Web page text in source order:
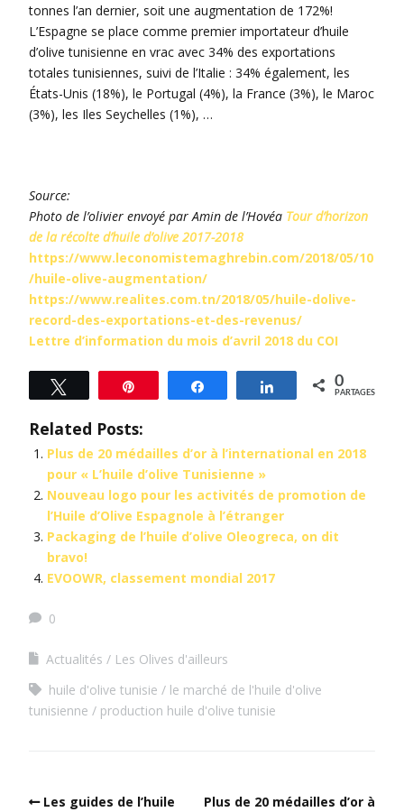
tonnes l’an dernier, soit une augmentation de 172%!
L’Espagne se place comme premier importateur d’huile
d’olive tunisienne en vrac avec 34% des exportations
totales tunisiennes, suivi de l’Italie : 34% également, les
États-Unis (18%), le Portugal (4%), la France (3%), le Maroc
(3%), les Iles Seychelles (1%), …
Source:
Photo de l’olivier envoyé par Amin de l’Hovéa Tour d’horizon
de la récolte d’huile d’olive 2017-2018
https://www.leconomistemaghrebin.com/2018/05/10
/huile-olive-augmentation/
https://www.realites.com.tn/2018/05/huile-dolive-
record-des-exportations-et-des-revenus/
Lettre d’information du mois d’avril 2018 du COI
Tweetez Partagez Partagez 0
PARTAGES
Related Posts:
Plus de 20 médailles d’or à l’international en 2018
pour « L’huile d’olive Tunisienne »
Nouveau logo pour les activités de promotion de
l’Huile d’Olive Espagnole à l’étranger
Packaging de l’huile d’olive Oleogreca, on dit
bravo!
EVOOWR, classement mondial 2017
0
Actualités
Les Olives d'ailleurs
huile d'olive tunisie
le marché de l'huile d'olive
tunisienne
production huile d'olive tunisie
Les guides de l’huile
Plus de 20 médailles d’or à